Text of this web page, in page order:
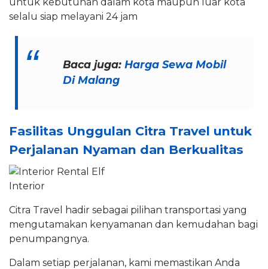
selalu siap melayani 24 jam
Baca juga:Harga Sewa Mobil
Di Malang
Fasilitas Unggulan Citra Travel untuk
Perjalanan Nyaman dan Berkualitas
Interior
Citra Travel hadir sebagai pilihan transportasi yang
mengutamakan kenyamanan dan kemudahan bagi
penumpangnya.
Dalam setiap perjalanan, kami memastikan Anda